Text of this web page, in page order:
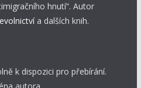
hnutí“. Autor
a dalších knih.
k dispozici pro přebírání.